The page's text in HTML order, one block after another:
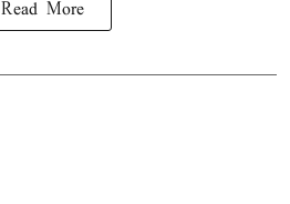
Read More